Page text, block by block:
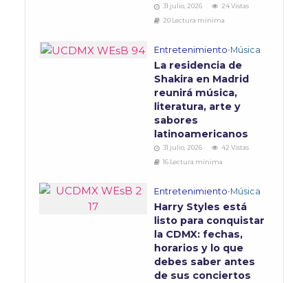
31 julio, 2026
24 Vistas
20 Lectura mínima
Entretenimiento•Música
La residencia de
Shakira en Madrid
reunirá música,
literatura, arte y
sabores
latinoamericanos
31 julio, 2026
42 Vistas
16 Lectura mínima
Entretenimiento•Música
Harry Styles está
listo para conquistar
la CDMX: fechas,
horarios y lo que
debes saber antes
de sus conciertos